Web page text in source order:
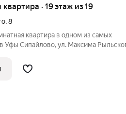
квартира · 19 этаж из 19
,8
квартира в одном из самых
Рыльского,
и удобство городской жизни. Главное